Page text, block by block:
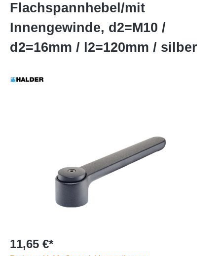
Flachspannhebel/mit
Innengewinde, d2=M10 /
d2=16mm / l2=120mm / silber
11,65 €*